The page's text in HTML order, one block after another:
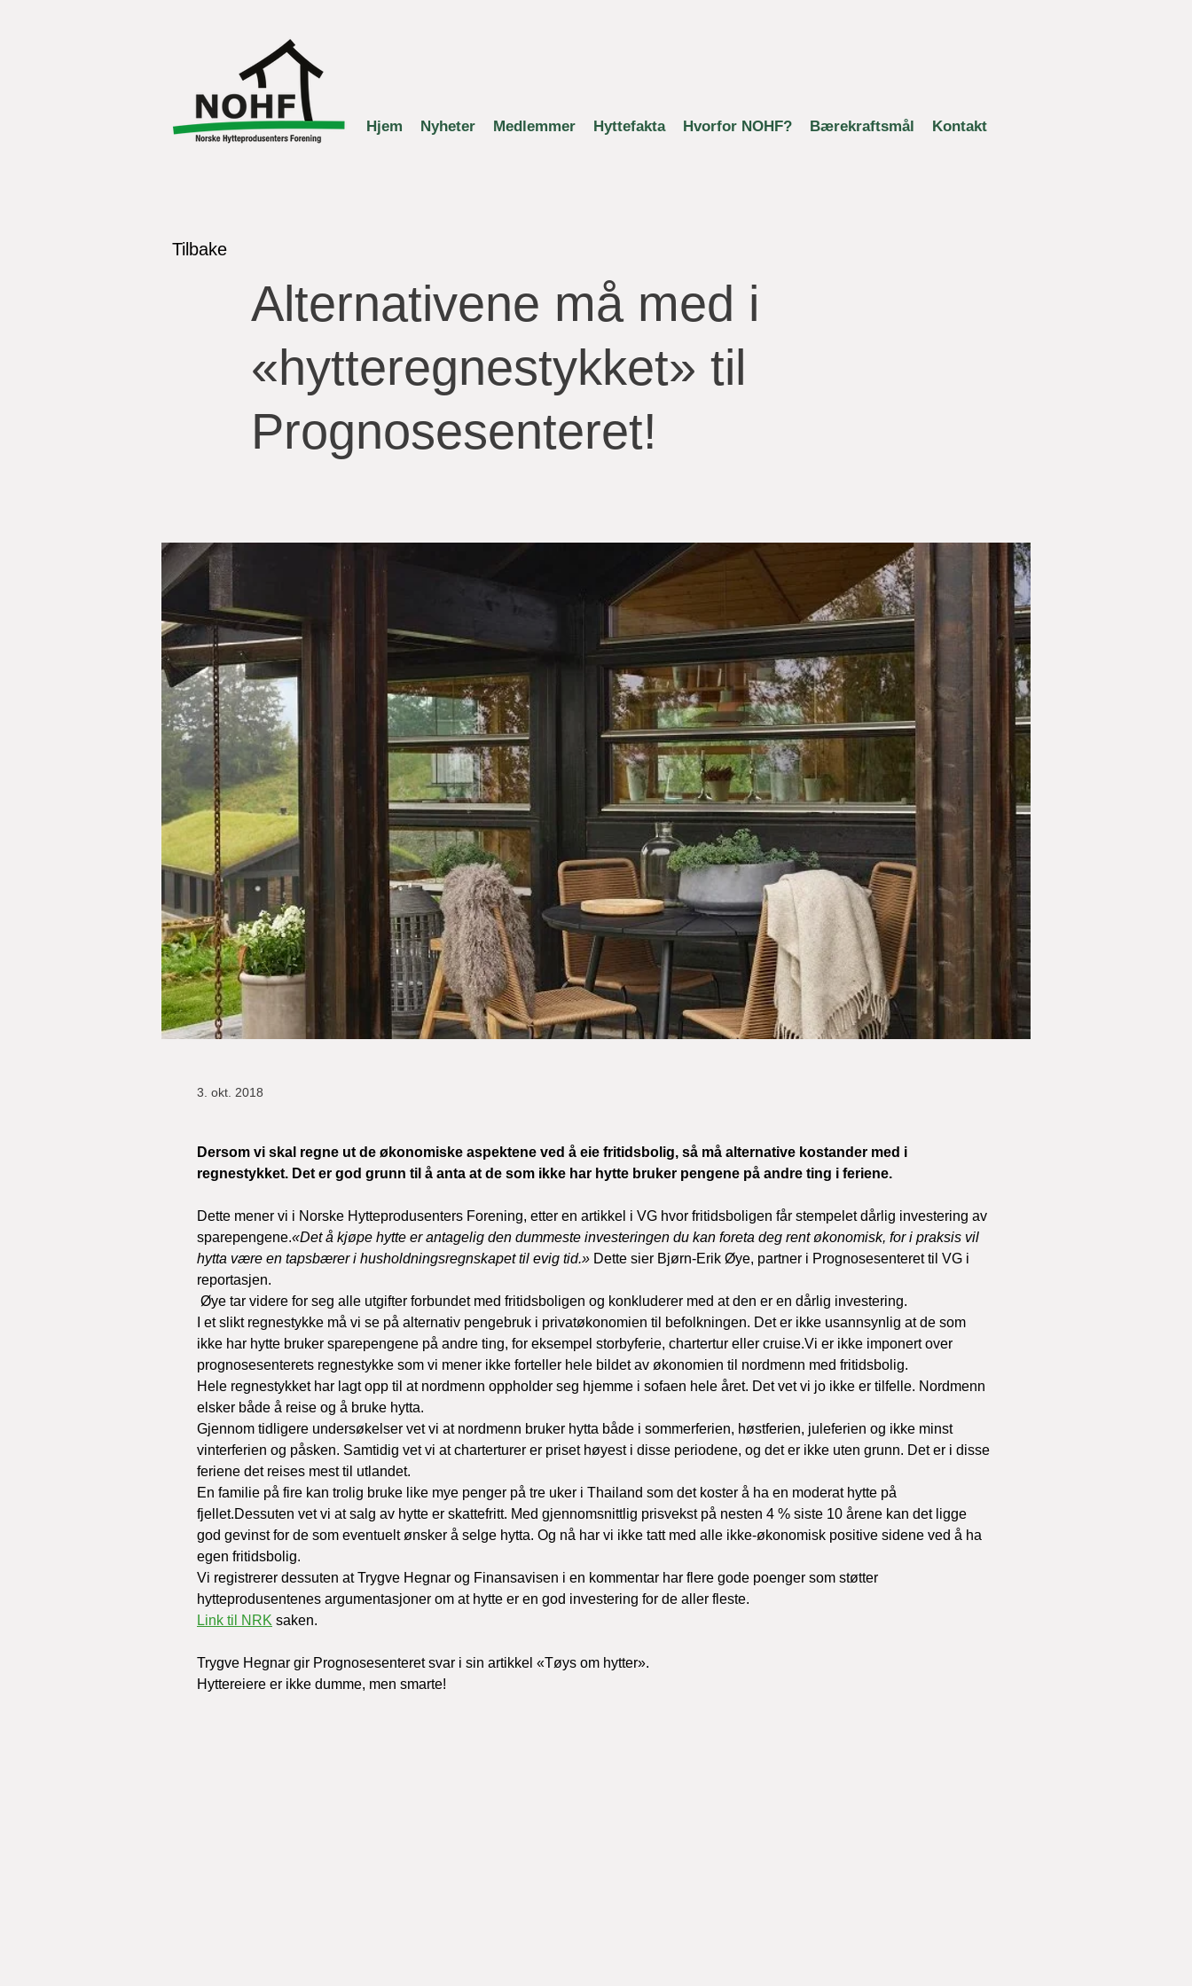
Hjem Nyheter Medlemmer Hyttefakta Hvorfor NOHF? Bærekraftsmål Kontakt
Tilbake
Alternativene må med i
«hytteregnestykket» til
Prognosesenteret!
3. okt. 2018
Dersom vi skal regne ut de økonomiske aspektene ved å eie fritidsbolig, så må alternative kostander med i
regnestykket. Det er god grunn til å anta at de som ikke har hytte bruker pengene på andre ting i feriene.
Dette mener vi i Norske Hytteprodusenters Forening, etter en artikkel i VG hvor fritidsboligen får stempelet dårlig investering av
sparepengene.«Det å kjøpe hytte er antagelig den dummeste investeringen du kan foreta deg rent økonomisk, for i praksis vil
hytta være en tapsbærer i husholdningsregnskapet til evig tid.» Dette sier Bjørn-Erik Øye, partner i Prognosesenteret til VG i
reportasjen.
Øye tar videre for seg alle utgifter forbundet med fritidsboligen og konkluderer med at den er en dårlig investering.
I et slikt regnestykke må vi se på alternativ pengebruk i privatøkonomien til befolkningen. Det er ikke usannsynlig at de som
ikke har hytte bruker sparepengene på andre ting, for eksempel storbyferie, chartertur eller cruise.Vi er ikke imponert over
prognosesenterets regnestykke som vi mener ikke forteller hele bildet av økonomien til nordmenn med fritidsbolig.
Hele regnestykket har lagt opp til at nordmenn oppholder seg hjemme i sofaen hele året. Det vet vi jo ikke er tilfelle. Nordmenn
elsker både å reise og å bruke hytta.
Gjennom tidligere undersøkelser vet vi at nordmenn bruker hytta både i sommerferien, høstferien, juleferien og ikke minst
vinterferien og påsken. Samtidig vet vi at charterturer er priset høyest i disse periodene, og det er ikke uten grunn. Det er i disse
feriene det reises mest til utlandet.
En familie på fire kan trolig bruke like mye penger på tre uker i Thailand som det koster å ha en moderat hytte på
fjellet.Dessuten vet vi at salg av hytte er skattefritt. Med gjennomsnittlig prisvekst på nesten 4 % siste 10 årene kan det ligge
god gevinst for de som eventuelt ønsker å selge hytta. Og nå har vi ikke tatt med alle ikke-økonomisk positive sidene ved å ha
egen fritidsbolig.
Vi registrerer dessuten at Trygve Hegnar og Finansavisen i en kommentar har flere gode poenger som støtter
hytteprodusentenes argumentasjoner om at hytte er en god investering for de aller fleste.
Link til NRK saken.
Trygve Hegnar gir Prognosesenteret svar i sin artikkel «Tøys om hytter».
Hyttereiere er ikke dumme, men smarte!